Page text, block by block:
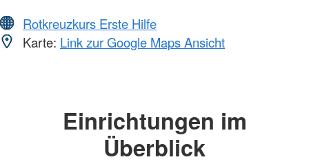
Rotkreuzkurs Erste Hilfe
Karte: Link zur Google Maps Ansicht
Einrichtungen im
Überblick